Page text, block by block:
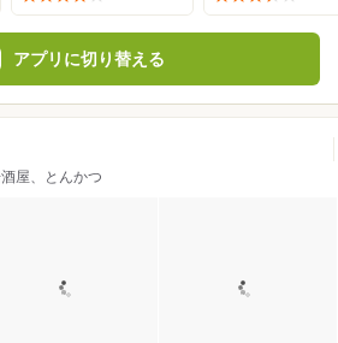
アプリに切り替える
屋、とんかつ